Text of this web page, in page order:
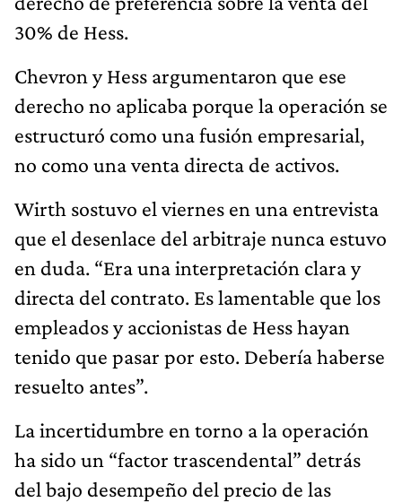
30% de Hess.
Chevron y Hess argumentaron que ese
derecho no aplicaba porque la operación se
estructuró como una fusión empresarial,
no como una venta directa de activos.
Wirth sostuvo el viernes en una entrevista
que el desenlace del arbitraje nunca estuvo
en duda. “Era una interpretación clara y
directa del contrato. Es lamentable que los
empleados y accionistas de Hess hayan
tenido que pasar por esto. Debería haberse
resuelto antes”.
La incertidumbre en torno a la operación
ha sido un “factor trascendental” detrás
del bajo desempeño del precio de las